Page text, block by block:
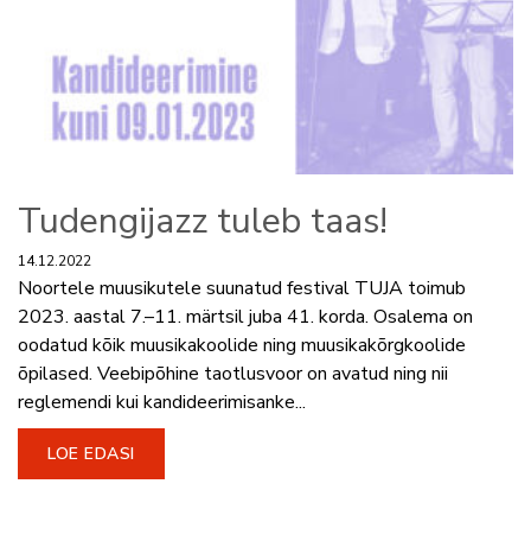
Tudengijazz tuleb taas!
14.12.2022
Noortele muusikutele suunatud festival TUJA toimub
2023. aastal 7.–11. märtsil juba 41. korda. Osalema on
oodatud kõik muusikakoolide ning muusikakõrgkoolide
õpilased. Veebipõhine taotlusvoor on avatud ning nii
reglemendi kui kandideerimisanke...
LOE EDASI